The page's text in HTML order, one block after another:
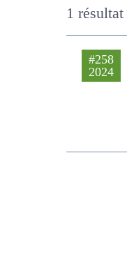
1 résultat
#258
2024